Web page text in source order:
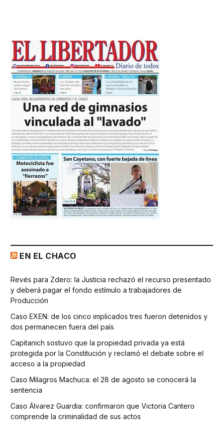
EN EL CHACO
Revés para Zdero: la Justicia rechazó el recurso presentado
y deberá pagar el fondo estímulo a trabajadores de
Producción
Caso EXEN: de los cinco implicados tres fueron detenidos y
dos permanecen fuera del país
Capitanich sostuvo que la propiedad privada ya está
protegida por la Constitución y reclamó el debate sobre el
acceso a la propiedad
Caso Milagros Machuca: el 28 de agosto se conocerá la
sentencia
Caso Álvarez Guardia: confirmaron que Victoria Cantero
comprende la criminalidad de sus actos